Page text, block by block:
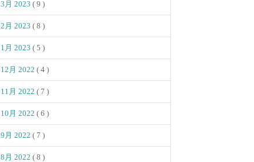
3月 2023 ( 9 )
2月 2023 ( 8 )
1月 2023 ( 5 )
12月 2022 ( 4 )
11月 2022 ( 7 )
10月 2022 ( 6 )
9月 2022 ( 7 )
8月 2022 ( 8 )